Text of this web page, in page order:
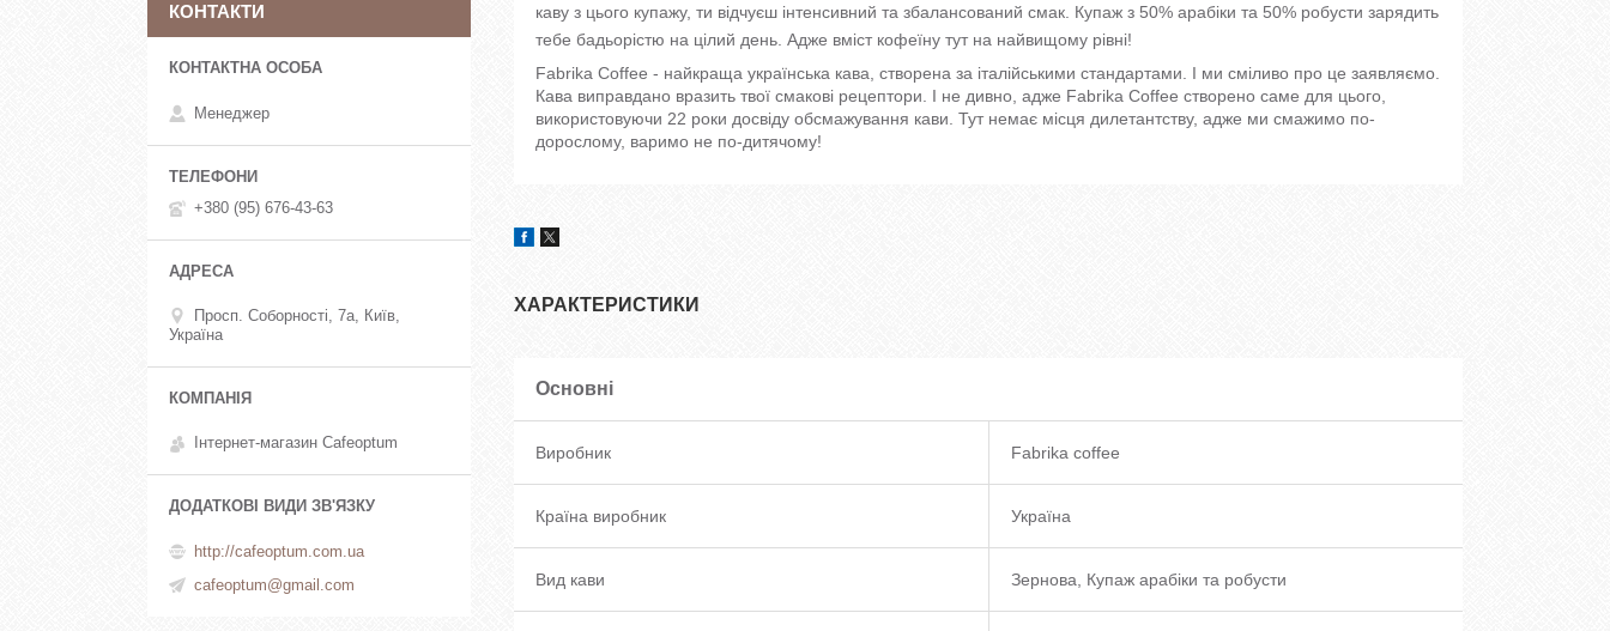
каву з цього купажу, ти відчуєш інтенсивний та збалансований смак. Купаж з 50% арабіки та 50% робусти зарядить
тебе бадьорістю на цілий день. Адже вміст кофеїну тут на найвищому рівні!
Fabrika Coffee - найкраща українська кава, створена за італійськими стандартами. І ми сміливо про це заявляємо.
Кава виправдано вразить твої смакові рецептори. І не дивно, адже Fabrika Coffee створено саме для цього,
використовуючи 22 роки досвіду обсмажування кави. Тут немає місця дилетантству, адже ми смажимо по-
дорослому, варимо не по-дитячому!
ХАРАКТЕРИСТИКИ
Основні
Виробник Fabrika coffee
Країна виробник Україна
Вид кави Зернова, Купаж арабіки та робусти
КОНТАКТИ
Менеджер
+380 (95) 676-43-63
Просп. Соборності, 7а, Київ,
Україна
Інтернет-магазин Cafeoptum
http://cafeoptum.com.ua
cafeoptum@gmail.com